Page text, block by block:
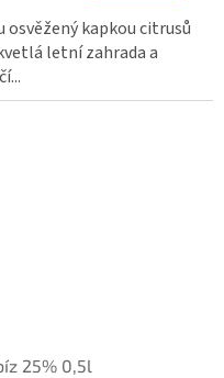
osvěžený kapkou citrusů
letní zahrada a
25% 0,5l